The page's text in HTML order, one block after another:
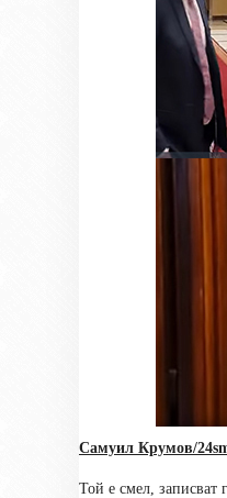
Самуил Крумов/
Той е смел, записват